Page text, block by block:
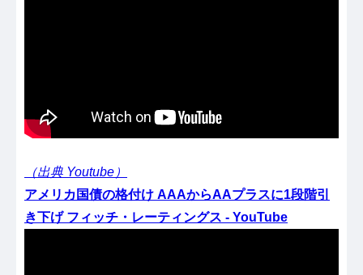
（出典 Youtube）
アメリカ国債の格付け AAAからAAプラスに1段階引
き下げ フィッチ・レーティングス - YouTube